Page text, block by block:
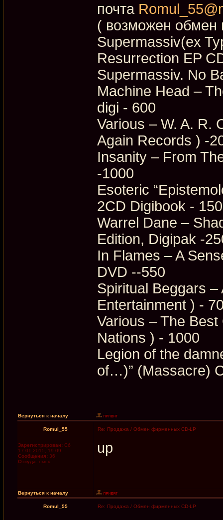
почта
( возможен обмен
Supermassiv(ex
Resurrection EP
Supermassiv. No
Machine Head –
digi - 600
Various – W. A. R.
Again Records ) -
Insanity ‎– From
-1000
Esoteric
2CD Digibook -
Warrel Dane –
Edition, Digipak -
In Flames – A
DVD --550
Spiritual Beggars
Entertainment ) -
Various – The
Nations ) - 1000
Legion of the
of…)” (Massacre)
Вернуться к началу
Romul_55 Re: Продажа / Обмен фирменных CD-LP
Зарегистрирован: Сб
17.01.2015, 19:09
Сообщения: 36
Откуда: омск
up
Вернуться к началу
Romul_55 Re: Продажа / Обмен фирменных CD-LP